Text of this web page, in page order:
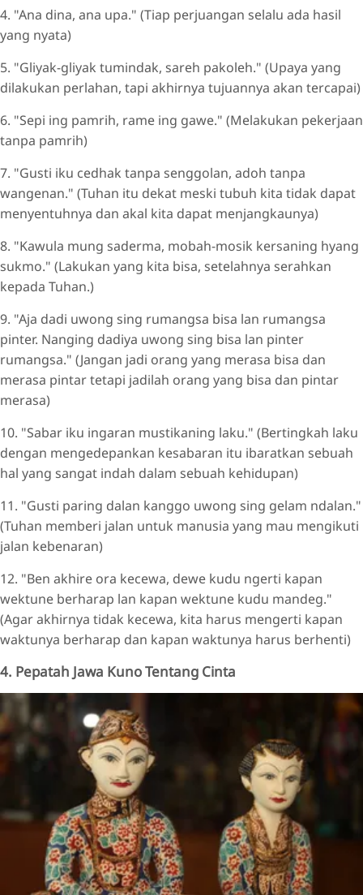
4. "Ana dina, ana upa." (Tiap perjuangan selalu ada hasil
yang nyata)
5. "Gliyak-gliyak tumindak, sareh pakoleh." (Upaya yang
dilakukan perlahan, tapi akhirnya tujuannya akan tercapai)
6. "Sepi ing pamrih, rame ing gawe." (Melakukan pekerjaan
tanpa pamrih)
7. "Gusti iku cedhak tanpa senggolan, adoh tanpa
wangenan." (Tuhan itu dekat meski tubuh kita tidak dapat
menyentuhnya dan akal kita dapat menjangkaunya)
8. "Kawula mung saderma, mobah-mosik kersaning hyang
sukmo." (Lakukan yang kita bisa, setelahnya serahkan
kepada Tuhan.)
9. "Aja dadi uwong sing rumangsa bisa lan rumangsa
pinter. Nanging dadiya uwong sing bisa lan pinter
rumangsa." (Jangan jadi orang yang merasa bisa dan
merasa pintar tetapi jadilah orang yang bisa dan pintar
merasa)
10. "Sabar iku ingaran mustikaning laku." (Bertingkah laku
dengan mengedepankan kesabaran itu ibaratkan sebuah
hal yang sangat indah dalam sebuah kehidupan)
11. "Gusti paring dalan kanggo uwong sing gelam ndalan."
(Tuhan memberi jalan untuk manusia yang mau mengikuti
jalan kebenaran)
12. "Ben akhire ora kecewa, dewe kudu ngerti kapan
wektune berharap lan kapan wektune kudu mandeg."
(Agar akhirnya tidak kecewa, kita harus mengerti kapan
waktunya berharap dan kapan waktunya harus berhenti)
4. Pepatah Jawa Kuno Tentang Cinta